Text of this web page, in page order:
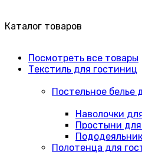
Каталог товаров
Посмотреть все товары
Текстиль для гостиниц
Постельное белье
Наволочки
Простыни
Полотенца для